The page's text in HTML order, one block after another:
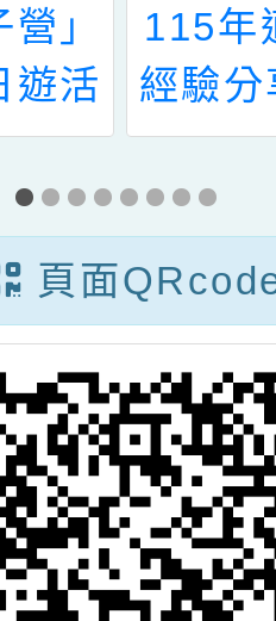
」
遊活
115年
經驗
交流
頁面